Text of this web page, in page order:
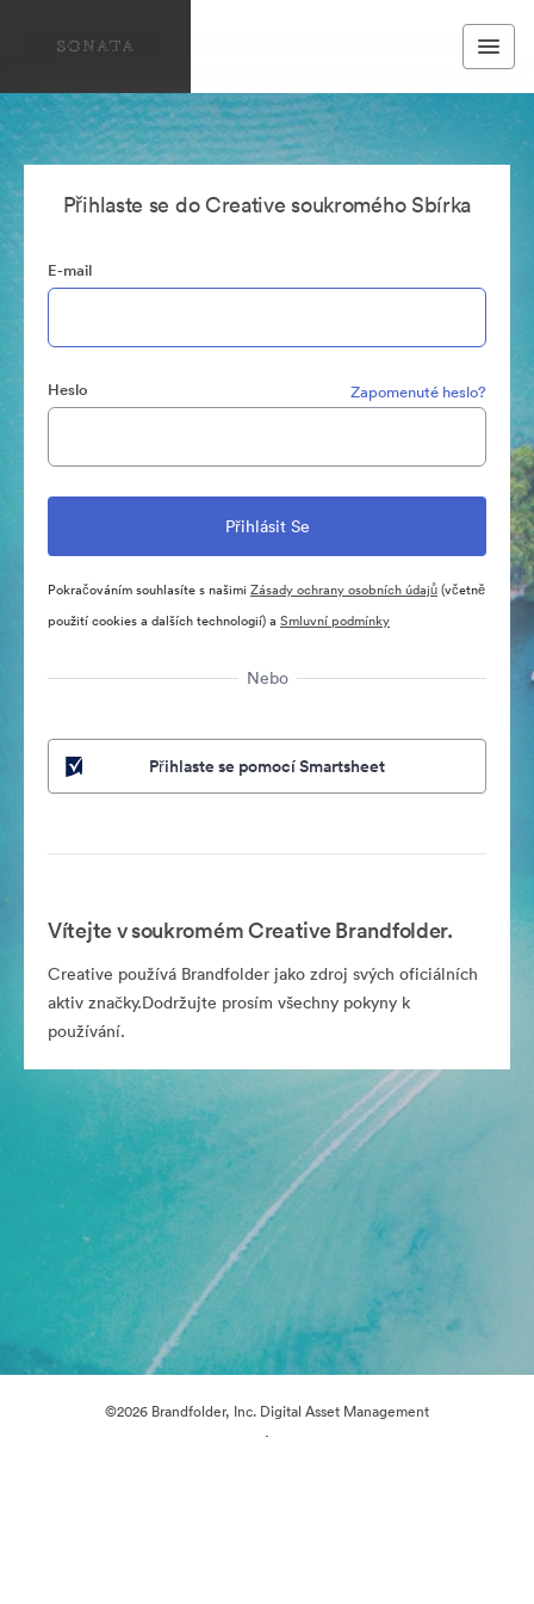
Přihlaste se do Creative soukromého Sbírka
E-mail
Heslo Zapomenuté heslo?
Pokračováním souhlasíte s našimi Zásady ochrany osobních údajů(včetně
použití cookies a dalších technologií) a Smluvní podmínky
Nebo
Přihlaste se pomocí Smartsheet
Vítejte v soukromém Creative Brandfolder.
Creative používá Brandfolder jako zdroj svých oficiálních
aktiv značky.Dodržujte prosím všechny pokyny k
používání.
©2026 Brandfolder, Inc. Digital Asset Management
·